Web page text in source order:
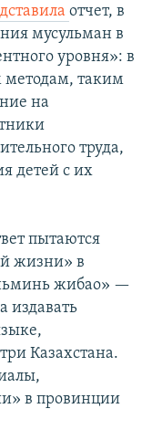
отчет, в
мусульман в
уровня»: в
методам, таким
на
труда,
детей с их
пытаются
жизни» в
жибао» —
издавать
Казахстана.
в провинции